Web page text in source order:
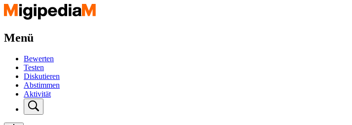
Menü
Bewerten
Testen
Diskutieren
Abstimmen
Aktivität